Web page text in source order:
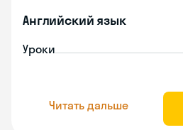
Английский язык
Уроки
Читать дальше